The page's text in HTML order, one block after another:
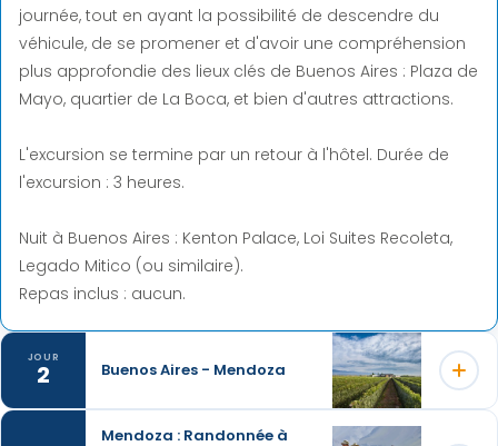
journée, tout en ayant la possibilité de descendre du
véhicule, de se promener et d'avoir une compréhension
plus approfondie des lieux clés de Buenos Aires : Plaza de
Mayo, quartier de La Boca, et bien d'autres attractions.
L'excursion se termine par un retour à l'hôtel. Durée de
l'excursion : 3 heures.
Nuit à Buenos Aires : Kenton Palace, Loi Suites Recoleta,
Legado Mitico (ou similaire).
Repas inclus : aucun.
JOUR
2 Buenos Aires - Mendoza
Mendoza : Randonnée à